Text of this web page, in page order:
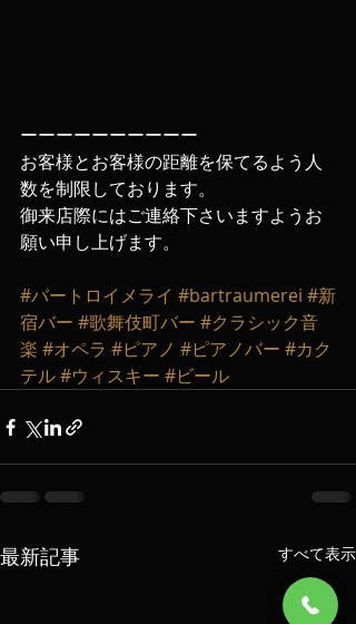
ーーーーーーーーーー
お客様とお客様の距離を保てるよう人
数を制限しております。
御来店際にはご連絡下さいますようお
願い申し上げます‬。
#バートロイメライ #bartraumerei #新
宿バー #歌舞伎町バー #クラシック音
楽 #オペラ #ピアノ #ピアノバー #カク
テル#ウィスキー #ビール
最新記事 すべて表示